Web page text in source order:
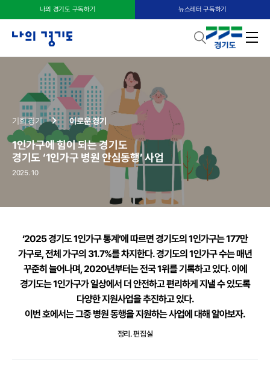
나의 경기도 구독하기 뉴스레터 구독하기
기회 경기 이로운 경기
1인가구에 힘이 되는 경기도
경기도 ‘1인가구 병원 안심동행’ 사업
2025. 10
‘2025 경기도 1인가구 통계’에 따르면 경기도의 1인가구는 177만
가구로,전체 가구의 31.7%를 차지한다. 경기도의 1인가구 수는 매년
꾸준히 늘어나며,2020년부터는 전국 1위를 기록하고 있다. 이에
경기도는 1인가구가 일상에서 더 안전하고 편리하게지낼 수 있도록
다양한 지원사업을 추진하고 있다.
이번 호에서는 그중 병원 동행을 지원하는 사업에 대해 알아보자.
정리. 편집실